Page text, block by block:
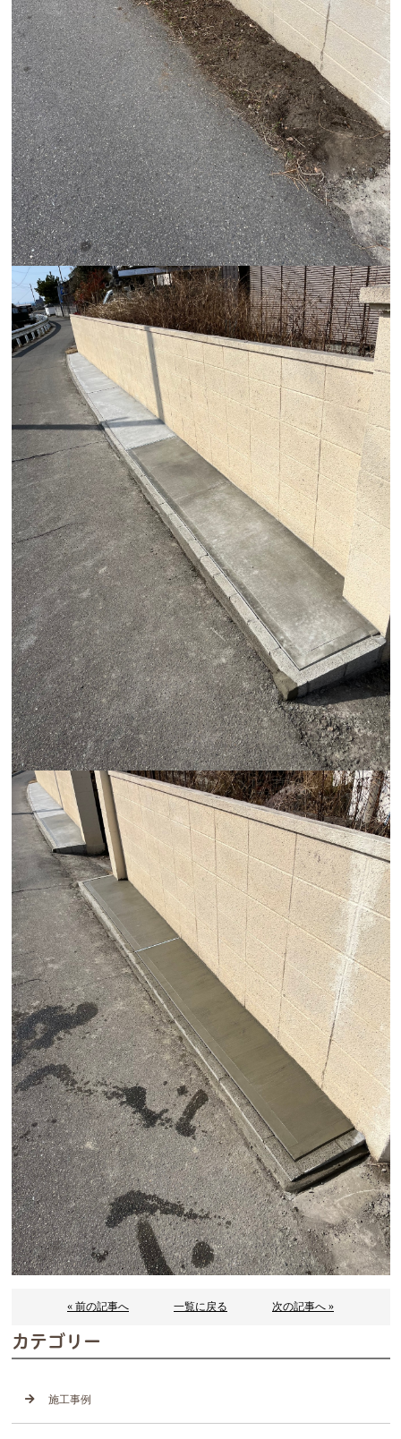
« 前の記事へ 一覧に戻る 次の記事へ »
カテゴリー
施工事例